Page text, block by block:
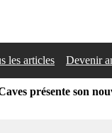
les articles Devenir
présente son